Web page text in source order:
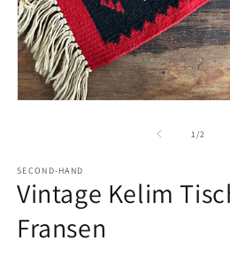
1 /von
2
SECOND-HAND
Vintage Kelim
Fransen